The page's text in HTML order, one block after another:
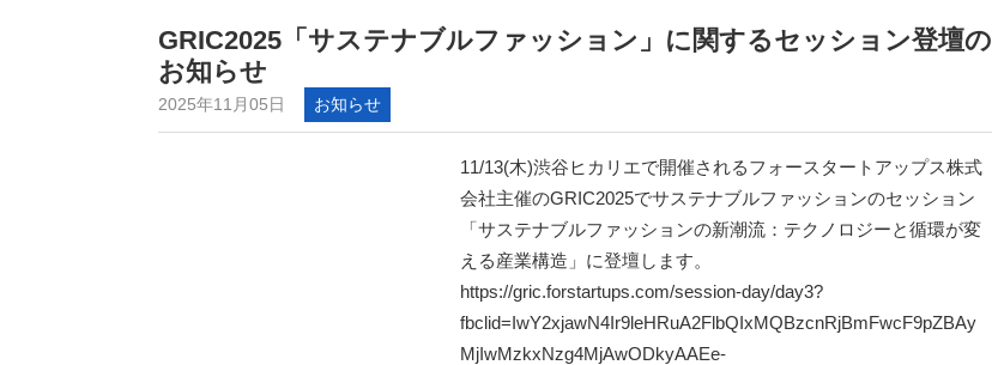
GRIC2025「サステナブルファッション」に関するセッション登壇の
お知らせ
2025年11月05日 お知らせ
11/13(木)渋谷ヒカリエで開催されるフォースタートアップス株式
会社主催のGRIC2025でサステナブルファッションのセッション
「サステナブルファッションの新潮流：テクノロジーと循環が変
える産業構造」に登壇します。
https://gric.forstartups.com/session-day/day3?
fbclid=IwY2xjawN4Ir9leHRuA2FlbQIxMQBzcnRjBmFwcF9pZBAy
MjIwMzkxNzg4MjAwODkyAAEe-